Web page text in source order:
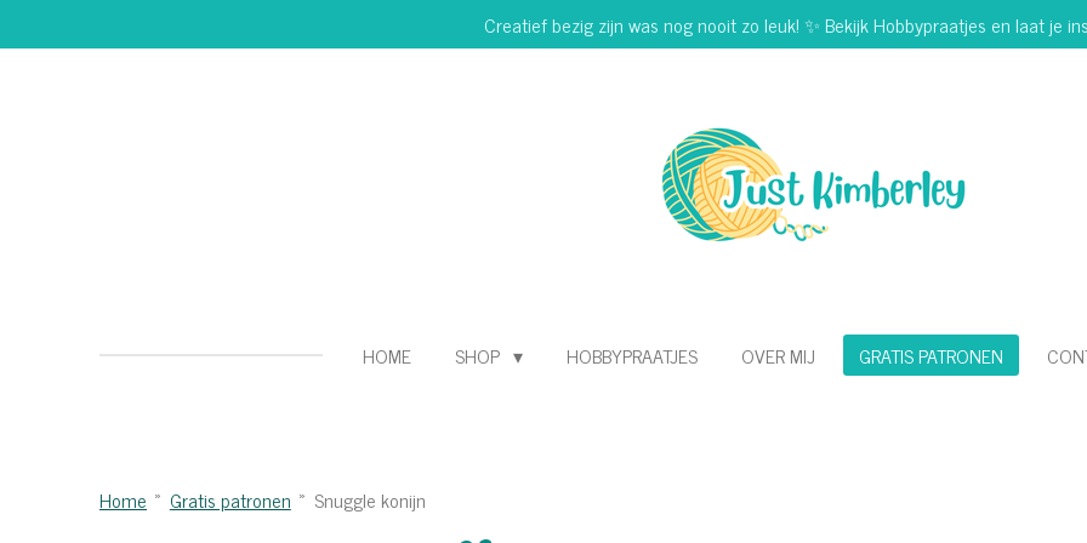
direct
Creatief bezig zijn was nog nooit zo leuk! ✨ Bekijk Hobbypraatjes en laat je
HOME SHOP HOBBYPRAATJES OVER MIJ GRATIS PATRONEN
Home » Gratis patronen » Snuggle konijn